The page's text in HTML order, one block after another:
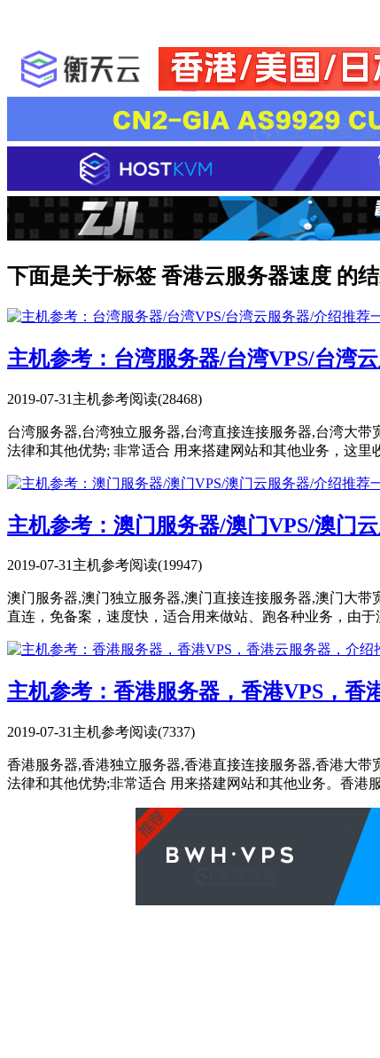
下面是关于标签 香港云服务器速度 的
主机参考：台湾服务器/台湾VPS/台湾
2019-07-31 主机参考阅读(28468)
台湾服务器,台湾独立服务器,台湾直接连接服务器,台湾大
法律和其他优势; 非常适合 用来搭建网站和其他业务，这里
主机参考：澳门服务器/澳门VPS/澳门
2019-07-31主机参考阅读(19947)
澳门服务器,澳门独立服务器,澳门直接连接服务器,澳门大
直连，免备案，速度快，适合用来做站、跑各种业务，由于
主机参考：香港服务器，香港VPS，
2019-07-31 主机参考阅读(7337)
香港服务器,香港独立服务器,香港直接连接服务器,香港大
法律和其他优势;非常适合 用来搭建网站和其他业务。香港